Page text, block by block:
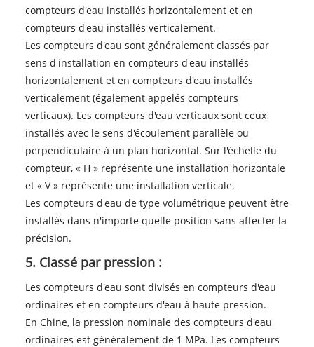
compteurs d'eau installés horizontalement et en
compteurs d'eau installés verticalement.
Les compteurs d'eau sont généralement classés par
sens d'installation en compteurs d'eau installés
horizontalement et en compteurs d'eau installés
verticalement (également appelés compteurs
verticaux). Les compteurs d'eau verticaux sont ceux
installés avec le sens d'écoulement parallèle ou
perpendiculaire à un plan horizontal. Sur l'échelle du
compteur, « H » représente une installation horizontale
et « V » représente une installation verticale.
Les compteurs d'eau de type volumétrique peuvent être
installés dans n'importe quelle position sans affecter la
précision.
5. Classé par pression :
Les compteurs d'eau sont divisés en compteurs d'eau
ordinaires et en compteurs d'eau à haute pression.
En Chine, la pression nominale des compteurs d'eau
ordinaires est généralement de 1 MPa. Les compteurs